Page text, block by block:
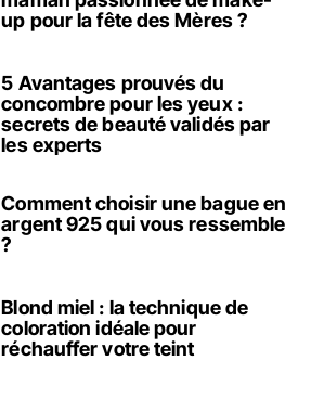
up pour la fête des Mères ?
5 Avantages prouvés du
concombre pour les yeux :
secrets de beauté validés par
les experts
Comment choisir une bague en
argent 925 qui vous ressemble
?
Blond miel : la technique de
coloration idéale pour
réchauffer votre teint